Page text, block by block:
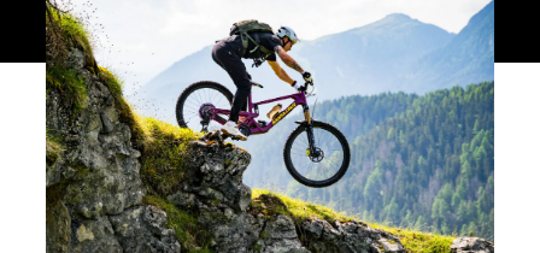
Händlersuche
Explore
Service